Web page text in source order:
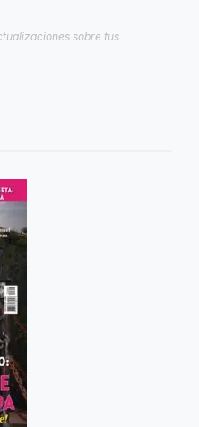
sobre tus